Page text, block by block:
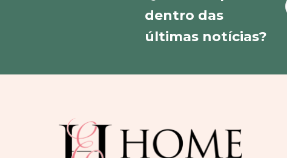
dentro das
últimas notícias?